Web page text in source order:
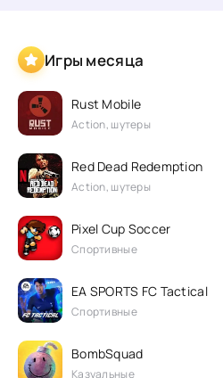
Игры месяца
Rust Mobile
Action, шутеры
Red Dead Redemption
Action, шутеры
Pixel Cup Soccer
Спортивные
EA SPORTS FC Tactical
Спортивные
BombSquad
Казуальные